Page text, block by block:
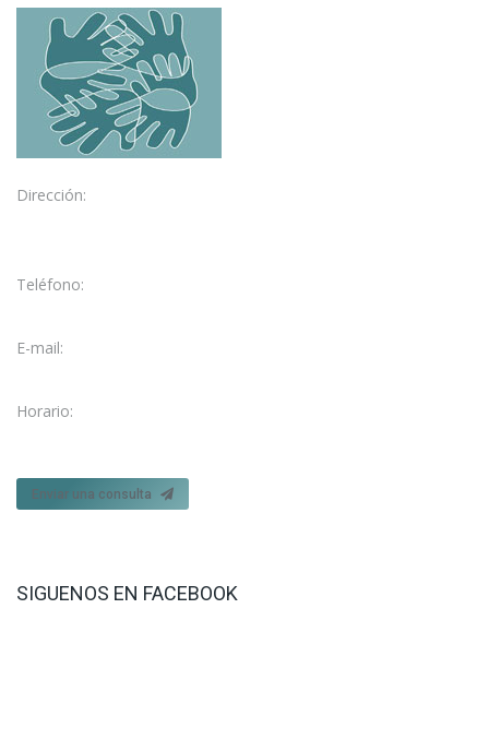
Dirección:
Teléfono:
E-mail:
Horario:
Enviar una consulta
SIGUENOS EN FACEBOOK